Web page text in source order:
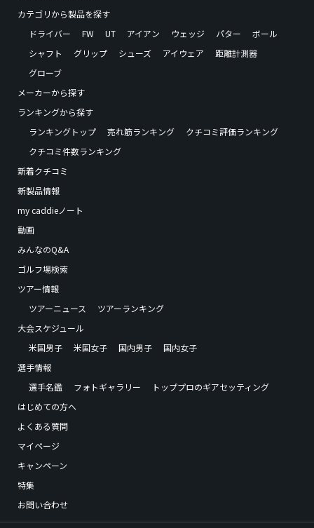
カテゴリから製品を探す
ドライバー
FW UT アイアン ウェッジ パター
ボール
シャフト
グリップ シューズ アイウェア
距離計測器
グローブ
メーカーから探す
ランキングから探す
ランキングトップ
売れ筋ランキング
クチコミ評価ランキング
クチコミ件数ランキング
新着クチコミ
新製品情報
my caddieノート
動画
みんなのQ&A
ゴルフ場検索
ツアー情報
ツアーニュース
ツアーランキング
大会スケジュール
米国男子
米国女子 国内男子
国内女子
選手情報
選手名鑑
フォトギャラリー
トッププロのギアセッティング
はじめての方へ
よくある質問
マイページ
キャンペーン
特集
お問い合わせ